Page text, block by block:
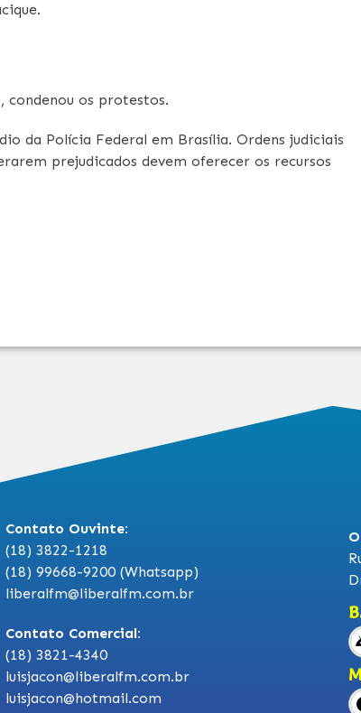
condenou os protestos.
da Polícia Federal em Brasília. Ordens judiciais
prejudicados devem oferecer os recursos
Contato Ouvinte:
(18) 3822-1218
(18) 99668-9200 (Whatsapp)
liberalfm@liberalfm.com.br
Contato Comercial:
(18) 3821-4340
luisjacon@liberalfm.com.br
luisjacon@hotmail.com